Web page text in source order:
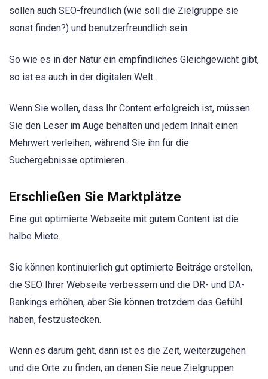
sollen auch SEO-freundlich (wie soll die Zielgruppe sie
sonst finden?) und benutzerfreundlich sein.
So wie es in der Natur ein empfindliches Gleichgewicht gibt,
so ist es auch in der digitalen Welt.
Wenn Sie wollen, dass Ihr Content erfolgreich ist, müssen
Sie den Leser im Auge behalten und jedem Inhalt einen
Mehrwert verleihen, während Sie ihn für die
Suchergebnisse optimieren.
Erschließen Sie Marktplätze
Eine gut optimierte Webseite mit gutem Content ist die
halbe Miete.
Sie können kontinuierlich gut optimierte Beiträge erstellen,
die SEO Ihrer Webseite verbessern und die DR- und DA-
Rankings erhöhen, aber Sie können trotzdem das Gefühl
haben, festzustecken.
Wenn es darum geht, dann ist es die Zeit, weiterzugehen
und die Orte zu finden, an denen Sie neue Zielgruppen